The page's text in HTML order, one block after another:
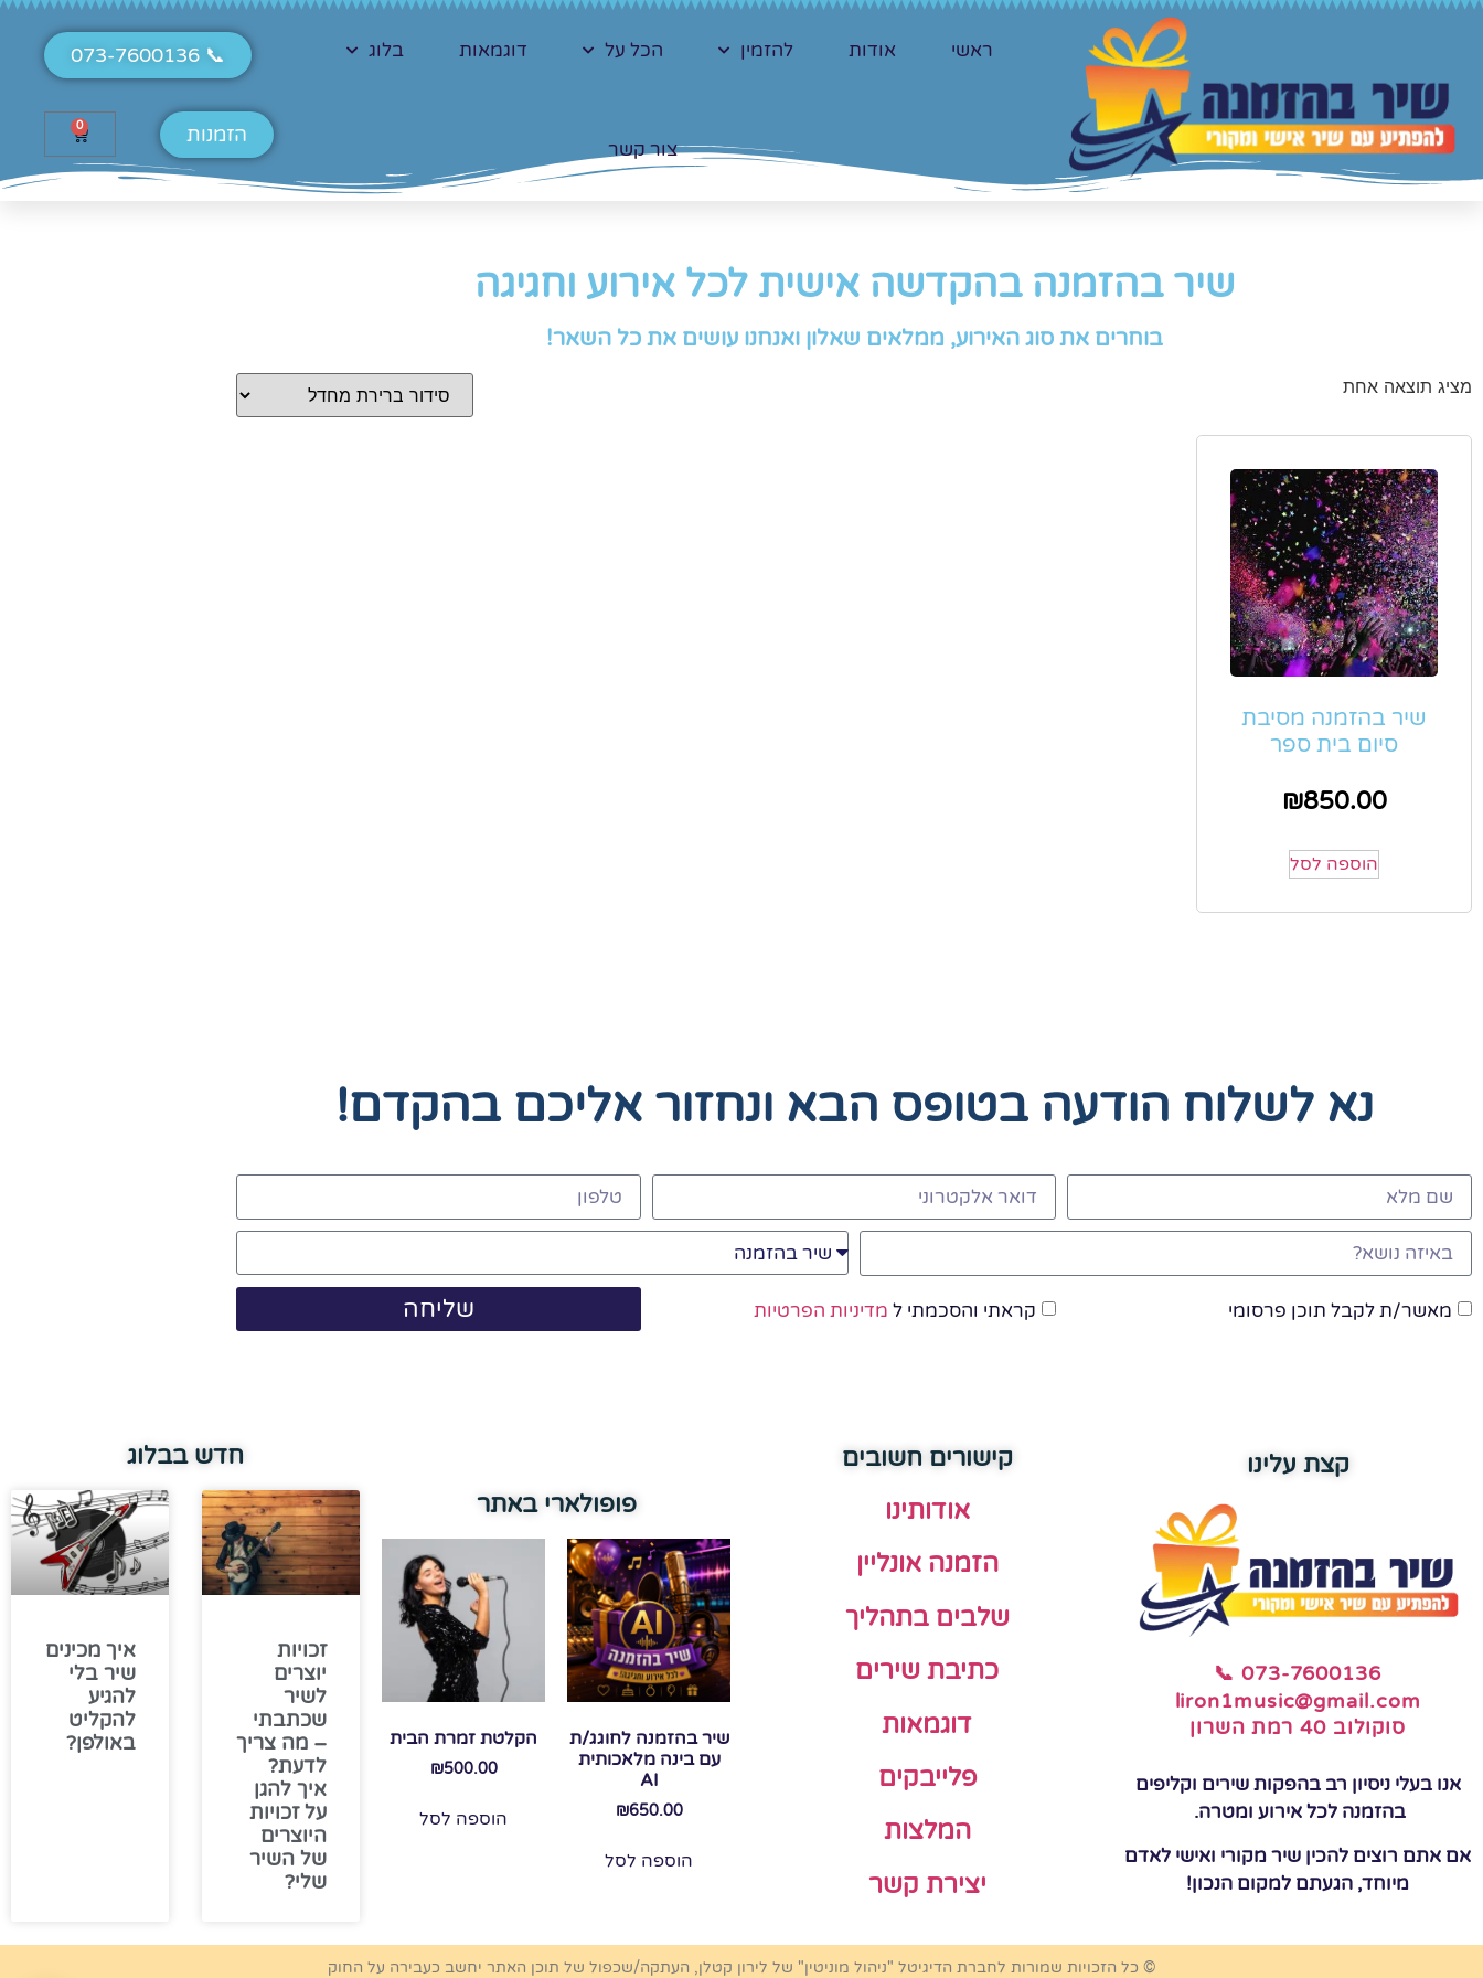
ראשי אודות להזמין הכל על דוגמאות בלוג
צור קשר
📞 073-7600136
הזמנות 0
שיר בהזמנה בהקדשה אישית לכל אירוע וחגיגה
בוחרים את סוג האירוע, ממלאים שאלון ואנחנו עושים את כל השאר!
מציג תוצאה אחת
שיר בהזמנה מסיבת
סיום בית ספר
₪850.00
הוספה לסל
נא לשלוח הודעה בטופס הבא ונחזור אליכם בהקדם!
מאשר/ת לקבל תוכן פרסומי קראתי והסכמתי ל מדיניות הפרטיות שליחה
קצת עלינו
📞 073-7600136
liron1music@gmail.com
סוקולוב 40 רמת השרון
אנו בעלי ניסיון רב בהפקות שירים וקליפים
בהזמנה לכל אירוע ומטרה.
אם אתם רוצים להכין שיר מקורי ואישי לאדם
מיוחד, הגעתם למקום הנכון!
קישורים חשובים
אודותינו
הזמנה אונליין
שלבים בתהליך
כתיבת שירים
דוגמאות
פלייבקים
המלצות
יצירת קשר
פופולארי באתר
שיר בהזמנה לחוגג/ת
עם בינה מלאכותית
AI
₪650.00
הוספה לסל
הקלטת זמרת הבית
₪500.00
הוספה לסל
חדש בבלוג
זכויות
יוצרים
לשיר
שכתבתי
– מה צריך
לדעת?
איך להגן
על זכויות
היוצרים
של השיר
שלי?
איך מכינים
שיר בלי
להגיע
להקליט
באולפן?
© כל הזכויות שמורות לחברת הדיגיטל "ניהול מוניטין" של לירון קטלן, העתקה/שכפול של תוכן האתר יחשב כעבירה על החוק